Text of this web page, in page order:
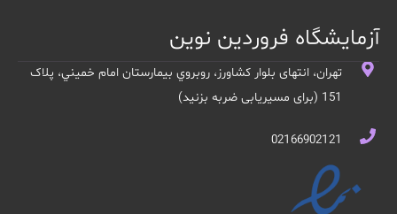
آزمایشگاه فروردین نوین
تهران، انتهای بلوار کشاورز، روبروي بيمارستان امام خميني، پلاک
151 (برای مسیریابی ضربه بزنید)
02166902121